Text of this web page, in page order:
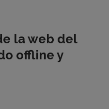
la web del
offline y